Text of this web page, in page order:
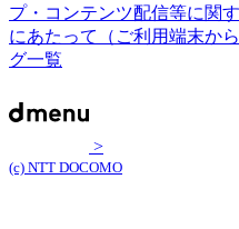
プ・コンテンツ配信等に関
にあたって（ご利用端末か
グ一覧
>
(c) NTT DOCOMO